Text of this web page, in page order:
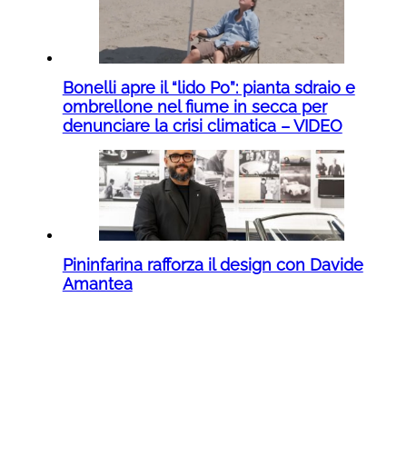
Bonelli apre il “lido Po”: pianta sdraio e
ombrellone nel fiume in secca per
denunciare la crisi climatica – VIDEO
Pininfarina rafforza il design con Davide
Amantea